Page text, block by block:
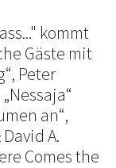
kommt
Gäste mit
Peter
an“,
A.
Comes the